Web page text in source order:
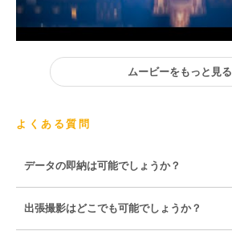
ムービーをもっと見る
よくある質問
データの即納は可能でしょうか？
出張撮影はどこでも可能でしょうか？